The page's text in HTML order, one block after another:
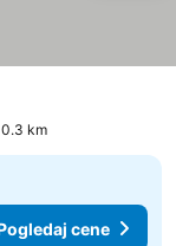
km
cene